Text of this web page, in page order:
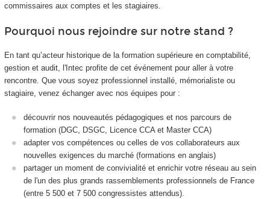
commissaires aux comptes et les stagiaires.
Pourquoi nous rejoindre sur notre stand ?
En tant qu’acteur historique de la formation supérieure en comptabilité,
gestion et audit, l'Intec profite de cet événement pour aller à votre
rencontre. Que vous soyez professionnel installé, mémorialiste ou
stagiaire, venez échanger avec nos équipes pour :
découvrir nos nouveautés pédagogiques et nos parcours de
formation (DGC, DSGC, Licence CCA et Master CCA)
adapter vos compétences ou celles de vos collaborateurs aux
nouvelles exigences du marché (formations en anglais)
partager un moment de convivialité et enrichir votre réseau au sein
de l'un des plus grands rassemblements professionnels de France
(entre 5 500 et 7 500 congressistes attendus).